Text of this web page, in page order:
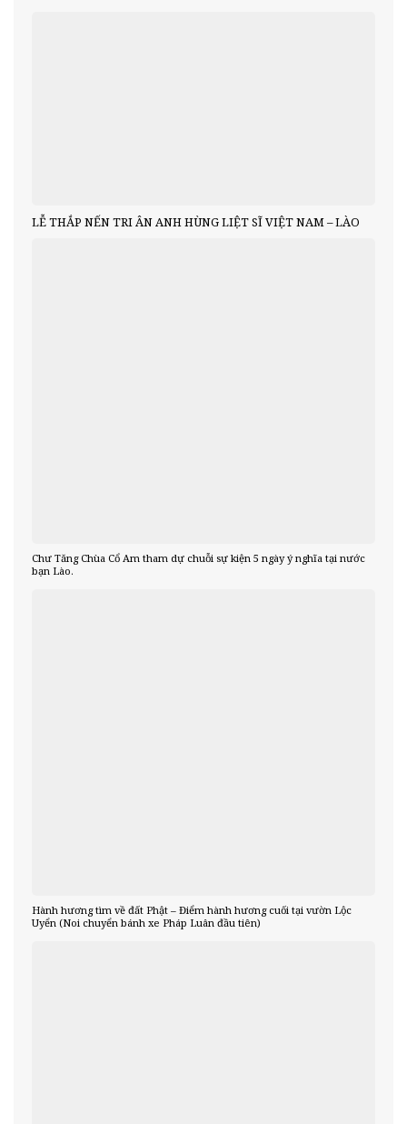
LỄ THẮP NẾN TRI ÂN ANH HÙNG LIỆT SĨ VIỆT NAM – LÀO
Chư Tăng Chùa Cổ Am tham dự chuỗi sự kiện 5 ngày ý nghĩa tại nước
bạn Lào.
Hành hương tìm về đất Phật – Điểm hành hương cuối tại vườn Lộc
Uyển (Noi chuyển bánh xe Pháp Luân đầu tiên)